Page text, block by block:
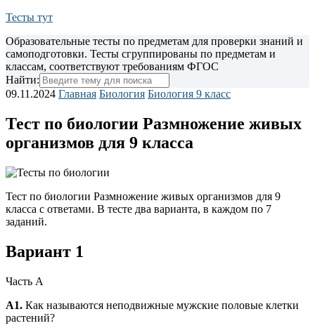
Тесты тут
Образовательные тесты по предметам для проверки знаний и
самоподготовки. Тесты сгруппированы по предметам и
классам, соответствуют требованиям ФГОС
Найти:
09.11.2024 Главная Биология Биология 9 класс
Тест по биологии Размножение живых
организмов для 9 класса
Тест по биологии Размножение живых организмов для 9
класса с ответами. В тесте два варианта, в каждом по 7
заданий.
Вариант 1
Часть А
А1. Как называются неподвижные мужские половые клетки
растений?